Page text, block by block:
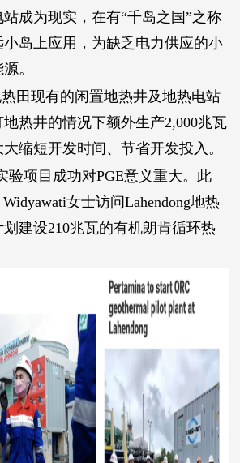
成为现实，在有“千岛之国”之称
岛上应用，为缺乏电力供应的小
。
田现有的闲置地热井及地热电站
热井的情况下额外生产2,000兆瓦
缩短开发时间、节省开发投入。
验项目成功对PGE意义重大。此
女士访问Lahendong地热
建设210兆瓦的有机朗肯循环热